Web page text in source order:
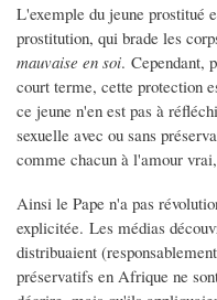
L'exemple du jeune prostitué
prostitution, qui brade les
mauvaise en soi. Cependant,
court terme, cette protection
ce jeune n'en est pas à
sexuelle avec ou sans
comme chacun à l'amour
Ainsi le Pape n'a pas
explicitée. Les médias
distribuaient
préservatifs en Afrique ne